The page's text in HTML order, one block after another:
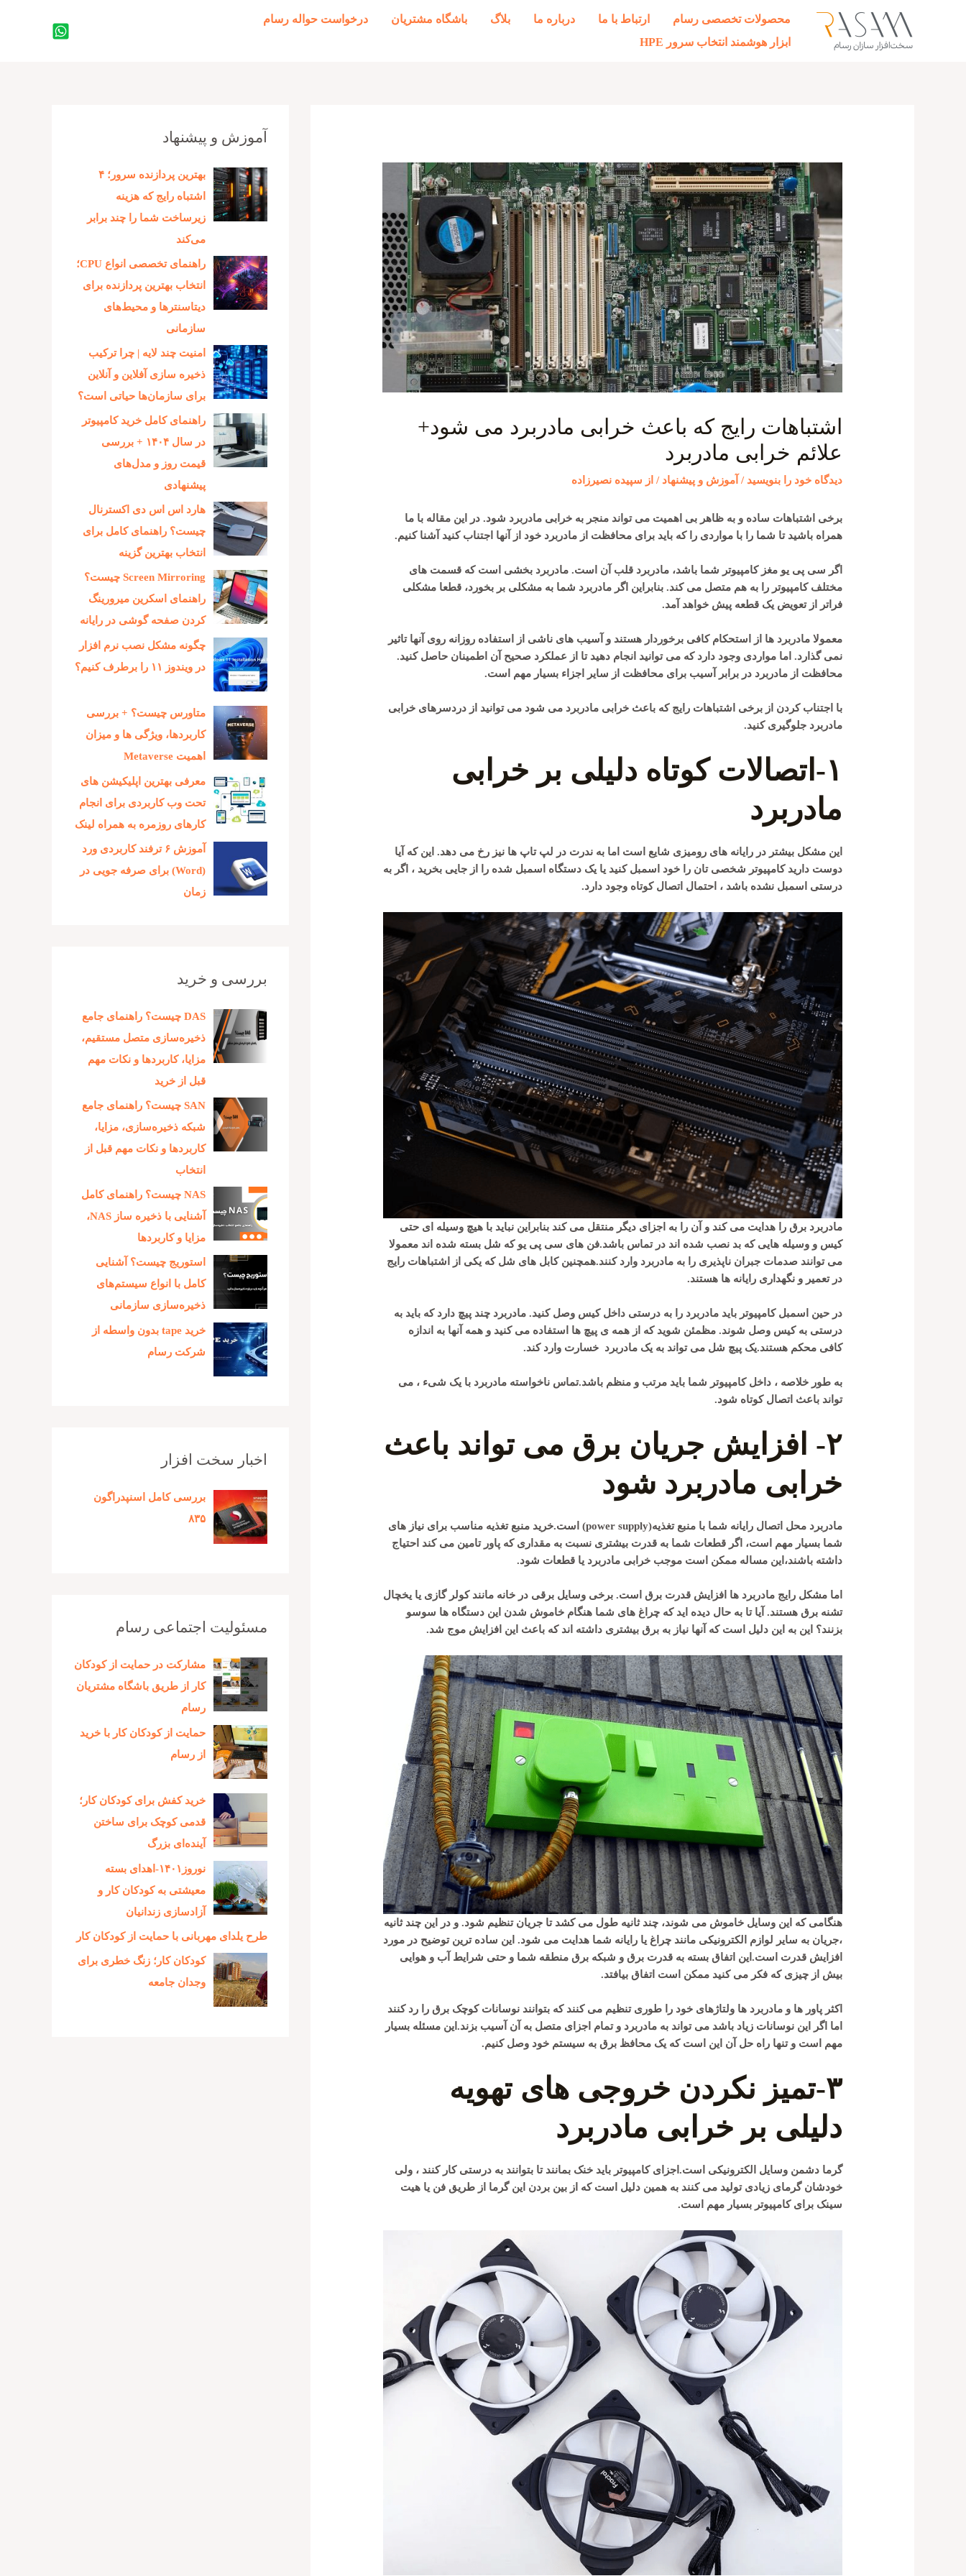
محصولات تخصصی رسام ارتباط با ما درباره ما بلاگ باشگاه مشتریان
درخواست حواله رسام
ابزار هوشمند انتخاب سرور HPE
جستجو
اشتباهات رایج که باعث خرابی مادربرد می شود+
علائم خرابی مادربرد
دیدگاه‌ خود را بنویسید / آموزش و پیشنهاد / از سپیده نصیرزاده
برخی اشتباهات ساده و به ظاهر بی اهمیت می تواند منجر به خرابی مادربرد شود. در این مقاله با ما
همراه باشید تا شما را با مواردی را که باید برای محافظت از مادربرد خود از آنها اجتناب کنید آشنا کنیم.
اگر سی پی یو مغز کامپیوتر شما باشد، مادربرد قلب آن است. مادربرد بخشی است که قسمت های
مختلف کامپیوتر را به هم متصل می کند. بنابراین اگر مادربرد شما به مشکلی بر بخورد، قطعا مشکلی
فراتر از تعویض یک قطعه پیش خواهد آمد.
معمولا مادربرد ها از استحکام کافی برخوردار هستند و آسیب های ناشی از استفاده روزانه روی آنها تاثیر
نمی گذارد. اما مواردی وجود دارد که می توانید انجام دهید تا از عملکرد صحیح آن اطمینان حاصل کنید.
محافظت از مادربرد در برابر آسیب برای محافظت از سایر اجزاء بسیار مهم است.
با اجتناب کردن از برخی اشتباهات رایج که باعث خرابی مادربرد می شود می توانید از دردسرهای خرابی
مادربرد جلوگیری کنید.
۱-اتصالات کوتاه دلیلی بر خرابی
مادربرد
این مشکل بیشتر در رایانه های رومیزی شایع است اما به ندرت در لپ تاپ ها نیز رخ می دهد. این که آیا
دوست دارید کامپیوتر شخصی تان را خود اسمبل کنید یا یک دستگاه اسمبل شده را از جایی بخرید ، اگر به
درستی اسمبل نشده باشد ، احتمال اتصال کوتاه وجود دارد.
مادربرد برق را هدایت می کند و آن را به اجزای دیگر منتقل می کند بنابراین نباید با هیچ وسیله ای حتی
کیس و وسیله هایی که بد نصب شده اند در تماس باشد.فن های سی پی یو که شل بسته شده اند معمولا
می توانند صدمات جبران ناپذیری را به مادربرد وارد کنند.همچنین کابل های شل که یکی از اشتباهات رایج
در تعمیر و نگهداری رایانه ها هستند.
در حین اسمبل کامپیوتر باید مادربرد را به درستی داخل کیس وصل کنید. مادربرد چند پیچ دارد که باید به
درستی به کیس وصل شوند. مظمئن شوید که از همه ی پیچ ها استفاده می کنید و همه آنها به اندازه
کافی محکم هستند.یک پیچ شل می تواند به یک مادربرد خسارت وارد کند.
به طور خلاصه ، داخل کامپیوتر شما باید مرتب و منظم باشد.تماس ناخواسته مادربرد با یک شیء ، می
تواند باعث اتصال کوتاه شود.
۲- افزایش جریان برق می تواند باعث
خرابی مادربرد شود
مادربرد محل اتصال رایانه شما با منبع تغذیه(power supply) است.خرید منبع تغذیه مناسب برای نیاز های
شما بسیار مهم است، اگر قطعات شما به قدرت بیشتری نسبت به مقداری که پاور تامین می کند احتیاج
داشته باشند،این مساله ممکن است موجب خرابی مادربرد یا قطعات شود.
اما مشکل رایج مادربرد ها افزایش قدرت برق است. برخی وسایل برقی در خانه مانند کولر گازی یا یخچال
تشنه برق هستند. آیا تا به حال دیده اید که چراغ های شما هنگام خاموش شدن این دستگاه ها سوسو
بزنند؟ این به این دلیل است که آنها نیاز به برق بیشتری داشته اند که باعث این افزایش موج شد.
هنگامی که این وسایل خاموش می شوند، چند ثانیه طول می کشد تا جریان تنظیم شود. و در این چند ثانیه
،جریان به سایر لوازم الکترونیکی مانند چراغ یا رایانه شما هدایت می شود. این ساده ترین توضیح در مورد
افزایش قدرت است.این اتفاق بسته به قدرت برق و شبکه برق منطقه شما و حتی شرایط آب و هوایی
بیش از چیزی که فکر می کنید ممکن است اتفاق بیافتد.
اکثر پاور ها و مادربرد ها ولتاژهای خود را طوری تنظیم می کنند که بتوانند نوسانات کوچک برق را رد کنند
اما اگر این نوسانات زیاد باشد می تواند به مادربرد و تمام اجزای متصل به آن آسیب بزند.این مسئله بسیار
مهم است و تنها راه حل آن این است که یک محافظ برق به سیستم خود وصل کنیم.
۳-تمیز نکردن خروجی های تهویه
دلیلی بر خرابی مادربرد
گرما دشمن وسایل الکترونیکی است.اجزای کامپیوتر باید خنک بمانند تا بتوانند به درستی کار کنند ، ولی
خودشان گرمای زیادی تولید می کنند به همین دلیل است که از بین بردن این گرما از طریق فن یا هیت
سینک برای کامپیوتر بسیار مهم است.
آموزش و پیشنهاد
بهترین پردازنده‌ سرور؛ ۴
اشتباه رایج که هزینه
زیرساخت شما را چند برابر
می‌کند
راهنمای تخصصی انواع CPU؛
انتخاب بهترین پردازنده برای
دیتاسنترها و محیط‌های
سازمانی
امنیت چند لایه | چرا ترکیب
ذخیره‌ سازی آفلاین و آنلاین
برای سازمان‌ها حیاتی است؟
راهنمای کامل خرید کامپیوتر
در سال ۱۴۰۴ + بررسی
قیمت روز و مدل‌های
پیشنهادی
هارد اس اس دی اکسترنال
چیست؟ راهنمای کامل برای
انتخاب بهترین گزینه
Screen Mirroring چیست؟
راهنمای اسکرین میرورینگ
کردن صفحه گوشی در رایانه
چگونه مشکل نصب نرم افزار
در ویندوز ۱۱ را برطرف کنیم؟
متاورس چیست؟ + بررسی
کاربردها، ویژگی ها و میزان
اهمیت Metaverse
معرفی بهترین اپلیکیشن های
تحت وب کاربردی برای انجام
کارهای روزمره به همراه لینک
آموزش ۶ ترفند کاربردی ورد
(Word) برای صرفه جویی در
زمان
بررسی و خرید
DAS چیست؟ راهنمای جامع
ذخیره‌سازی متصل مستقیم،
مزایا، کاربردها و نکات مهم
قبل از خرید
SAN چیست؟ راهنمای جامع
شبکه ذخیره‌سازی، مزایا،
کاربردها و نکات مهم قبل از
انتخاب
NAS چیست؟ راهنمای کامل
آشنایی با ذخیره‌ ساز NAS،
مزایا و کاربردها
استوریج چیست؟ آشنایی
کامل با انواع سیستم‌های
ذخیره‌سازی سازمانی
خرید tape بدون واسطه از
شرکت رسام
اخبار سخت افزار
بررسی کامل اسنپدراگون
۸۳۵
مسئولیت اجتماعی رسام
مشارکت در حمایت از کودکان
کار از طریق باشگاه مشتریان
رسام
حمایت از کودکان کار با خرید
از رسام
خرید کفش برای کودکان کار؛
قدمی کوچک برای ساختن
آینده‌ای بزرگ
نوروز۱۴۰۱-اهدای بسته
معیشتی به کودکان کار و
آزادسازی زندانیان
طرح یلدای مهربانی با حمایت از کودکان کار
کودکان کار؛ زنگ خطری برای
وجدان جامعه